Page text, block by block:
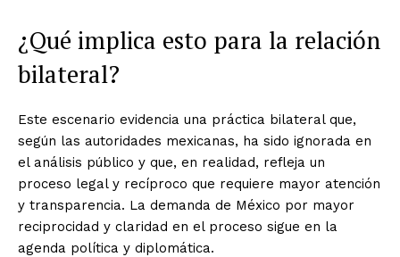
¿Qué implica esto para la relación
bilateral?
Este escenario evidencia una práctica bilateral que,
según las autoridades mexicanas, ha sido ignorada en
el análisis público y que, en realidad, refleja un
proceso legal y recíproco que requiere mayor atención
y transparencia. La demanda de México por mayor
reciprocidad y claridad en el proceso sigue en la
agenda política y diplomática.